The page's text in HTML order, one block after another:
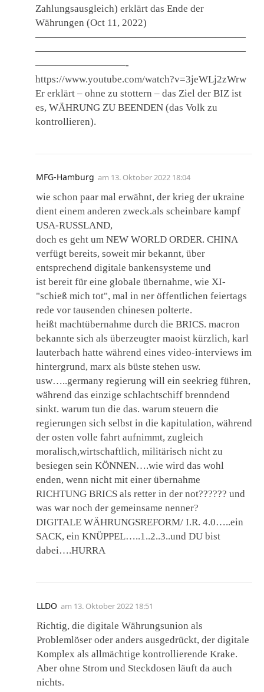
Zahlungsausgleich) erklärt das Ende der
Währungen (Oct 11, 2022)
—————————————————————
—————————————————————
—————————-
https://www.youtube.com/watch?v=3jeWLj2zWrw
Er erklärt – ohne zu stottern – das Ziel der BIZ ist
es, WÄHRUNG ZU BEENDEN (das Volk zu
kontrollieren).
MFG-Hamburg am 13. Oktober 2022 18:04
wie schon paar mal erwähnt, der krieg der ukraine
dient einem anderen zweck.als scheinbare kampf
USA-RUSSLAND,
doch es geht um NEW WORLD ORDER. CHINA
verfügt bereits, soweit mir bekannt, über
entsprechend digitale bankensysteme und
ist bereit für eine globale übernahme, wie XI-
"schieß mich tot", mal in ner öffentlichen feiertags
rede vor tausenden chinesen polterte.
heißt machtübernahme durch die BRICS. macron
bekannte sich als überzeugter maoist kürzlich, karl
lauterbach hatte während eines video-interviews im
hintergrund, marx als büste stehen usw.
usw…..germany regierung will ein seekrieg führen,
während das einzige schlachtschiff brenndend
sinkt. warum tun die das. warum steuern die
regierungen sich selbst in die kapitulation, während
der osten volle fahrt aufnimmt, zugleich
moralisch,wirtschaftlich, militärisch nicht zu
besiegen sein KÖNNEN….wie wird das wohl
enden, wenn nicht mit einer übernahme
RICHTUNG BRICS als retter in der not?????? und
was war noch der gemeinsame nenner?
DIGITALE WÄHRUNGSREFORM/ I.R. 4.0…..ein
SACK, ein KNÜPPEL…..1..2..3..und DU bist
dabei….HURRA
LLDO am 13. Oktober 2022 18:51
Richtig, die digitale Währungsunion als
Problemlöser oder anders ausgedrückt, der digitale
Komplex als allmächtige kontrollierende Krake.
Aber ohne Strom und Steckdosen läuft da auch
nichts.